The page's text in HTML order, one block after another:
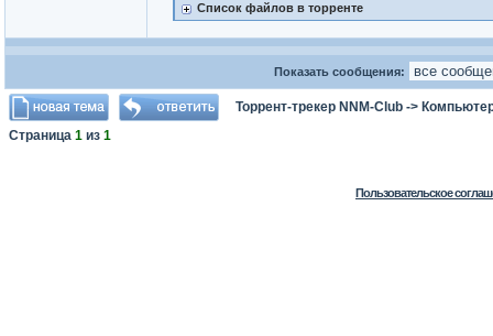
Список файлов в торренте
Показать сообщения:
Торрент-трекер NNM-Club ->
Страница 1 из 1
Пользовательское